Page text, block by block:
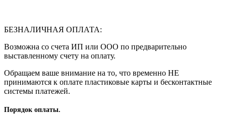
БЕЗНАЛИЧНАЯ ОПЛАТА:
Возможна со счета ИП или ООО по предварительно
выставленному счету на оплату.
Обращаем ваше внимание на то, что временно НЕ
принимаются к оплате пластиковые карты и бесконтактные
системы платежей.
Порядок оплаты.